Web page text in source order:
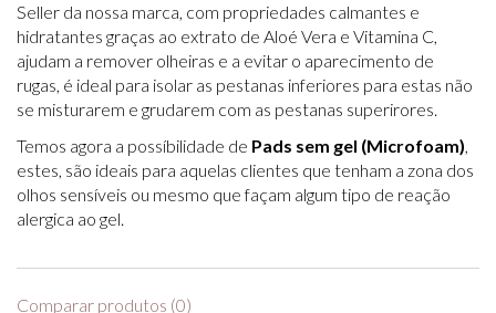
Seller da nossa marca, com propriedades calmantes e
hidratantes graças ao extrato de Aloé Vera e Vitamina C,
ajudam a remover olheiras e a evitar o aparecimento de
rugas, é ideal para isolar as pestanas inferiores para estas não
se misturarem e grudarem com as pestanas superirores.
Temos agora a possíbilidade de Pads sem gel (Microfoam),
estes, são ideais para aquelas clientes que tenham a zona dos
olhos sensíveis ou mesmo que façam algum tipo de reação
alergica ao gel.
Comparar produtos (0)